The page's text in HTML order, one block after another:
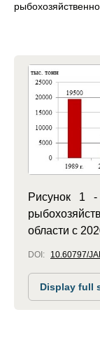
Рисунок 1 -
области с
DOI: 10.60797/
Display full